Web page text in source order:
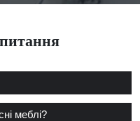
меблі?